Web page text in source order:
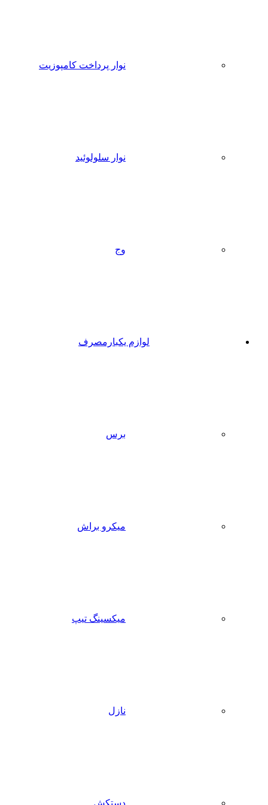
نوار پرداخت کامپوزیت
نوار سلولوئید
وج
لوازم یکبارمصرف
برس
میکرو براش
میکسینگ تیپ
نازل
دستکش